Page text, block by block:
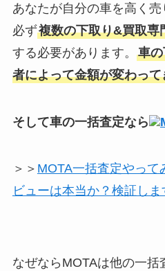
あなたが自分の車を高く売
必ず複数の下取り&買取専
する必要があります。 車
者によって金額が変わっ
そして車の一括査定なら
＞＞ MOTA一括査定やって
ビューは本当か？検証しま
なぜならMOTAは他の一括